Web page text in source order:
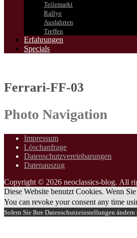
Teilemarkt
Rallye
Ausfahrten
Treffen
Erfahrungen
Specials
Ferrari-FF-03
Photo Navigation
Impressum
Löschanfrage
Datenschutzvereinbarungen
Datenauszug
Copyright © 2026 neoclassics-blog. All
Diese Website benutzt Cookies. Wenn
You can revoke your consent any time
Sofern Sie Ihre Datenschutzeinstellungen